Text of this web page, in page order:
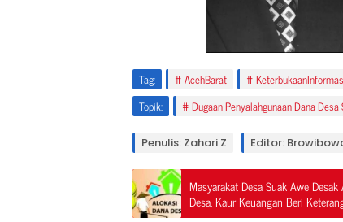
Tag: AcehBarat
Topik:
Dugaan Penyalahgunaan Dana Desa
Penulis: Zahari Z Editor:
Masyarakat Desa Suak Awe
Desa, Kaur Keuangan Beri